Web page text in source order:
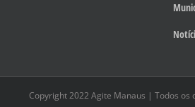
Copyright 2022 Agite Manaus | Todos os